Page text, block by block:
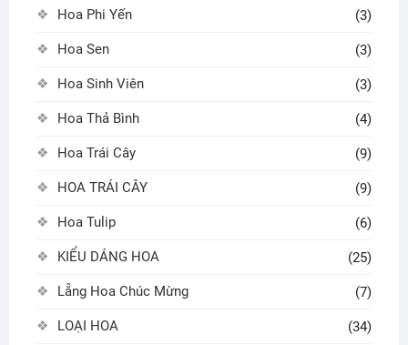
Hoa Phi Yến (3)
Hoa Sen (3)
Hoa Sinh Viên (3)
Hoa Thả Bình (4)
Hoa Trái Cây (9)
HOA TRÁI CÂY (9)
Hoa Tulip (6)
KIỂU DÁNG HOA (25)
Lẵng Hoa Chúc Mừng (7)
LOẠI HOA (34)